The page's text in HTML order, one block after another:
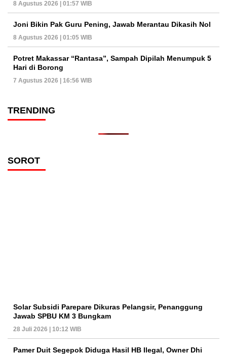
8 Agustus 2026 | 01:57 WIB
Joni Bikin Pak Guru Pening, Jawab Merantau Dikasih Nol
8 Agustus 2026 | 01:05 WIB
Potret Makassar “Rantasa”, Sampah Dipilah Menumpuk 5
Hari di Borong
7 Agustus 2026 | 16:56 WIB
TRENDING
SOROT
Solar Subsidi Parepare Dikuras Pelangsir, Penanggung
Jawab SPBU KM 3 Bungkam
28 Juli 2026 | 10:12 WIB
Pamer Duit Segepok Diduga Hasil HB Ilegal, Owner Dhi